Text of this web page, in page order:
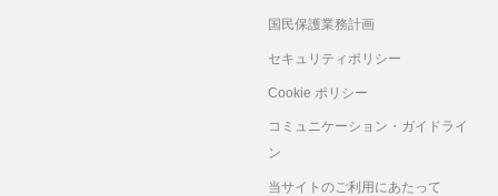
北風/槇原敬之
国民保護業務計画
セキュリティポリシー
Cookie ポリシー
コミュニケーション・ガイドライ
ン
当サイトのご利用にあたって